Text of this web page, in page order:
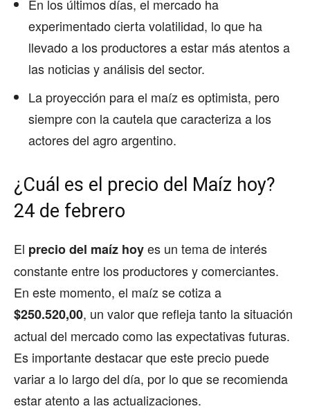
En los últimos días, el mercado ha
experimentado cierta volatilidad, lo que ha
llevado a los productores a estar más atentos a
las noticias y análisis del sector.
La proyección para el maíz es optimista, pero
siempre con la cautela que caracteriza a los
actores del agro argentino.
¿Cuál es el precio del Maíz hoy?
24 de febrero
El precio del maíz hoyes un tema de interés
constante entre los productores y comerciantes.
En este momento, el maíz se cotiza a
$250.520,00, un valor que refleja tanto la situación
actual del mercado como las expectativas futuras.
Es importante destacar que este precio puede
variar a lo largo del día, por lo que se recomienda
estar atento a las actualizaciones.